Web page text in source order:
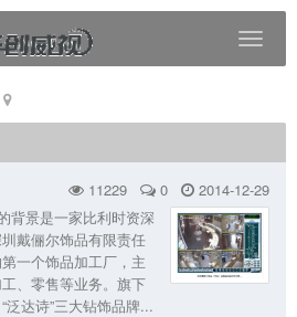
11229 0 2014-12-29
背景是一家比利时资深
戴俪尔饰品有限责任
一个饰品加工厂，主
、零售等业务。旗下
泛达诗”三大钻饰品牌...